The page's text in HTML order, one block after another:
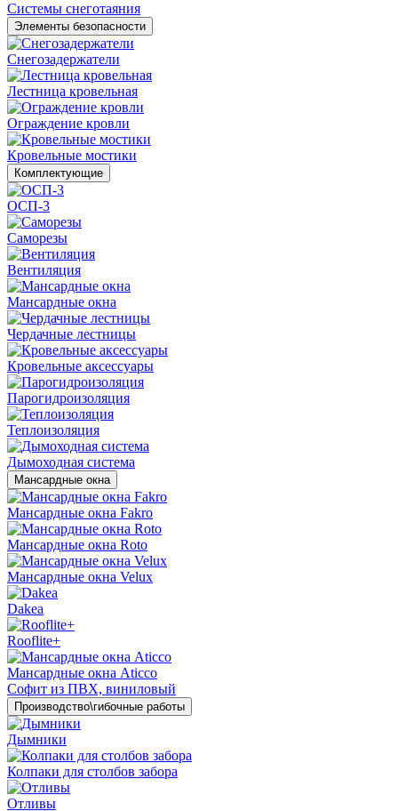
Системы снеготаяния
Элементы безопасности
Снегозадержатели
Лестница кровельная
Ограждение кровли
Кровельные мостики
Комплектующие
ОСП-3
Саморезы
Вентиляция
Мансардные окна
Чердачные лестницы
Кровельные аксессуары
Парогидроизоляция
Теплоизоляция
Дымоходная система
Мансардные окна
Мансардные окна Fakro
Мансардные окна Roto
Мансардные окна Velux
Dakea
Rooflite+
Мансардные окна Aticco
Софит из ПВХ, виниловый
Производство\гибочные работы
Дымники
Колпаки для столбов забора
Отливы